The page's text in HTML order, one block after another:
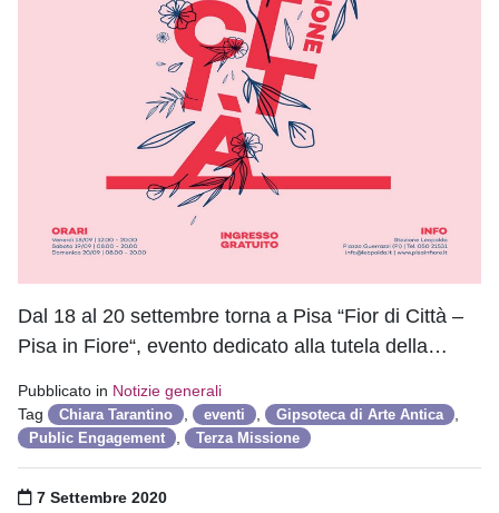
Dal 18 al 20 settembre torna a Pisa “Fior di Città –
Pisa in Fiore“, evento dedicato alla tutela della…
Pubblicato in Notizie generali
Tag
Chiara Tarantino eventi Gipsoteca di Arte Antica
Public Engagement Terza Missione
Pubblicato il
7 Settembre 2020